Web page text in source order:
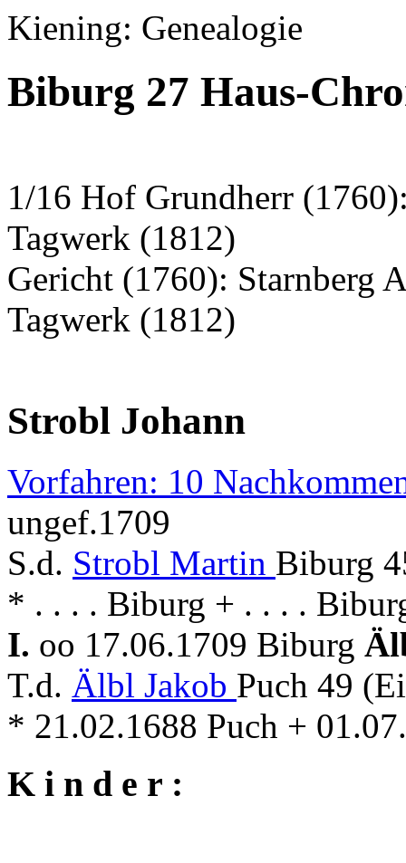
Kiening: Genealogie
Biburg 27 Haus-
1/16 Hof Grundherr
Tagwerk (1812)
Gericht (1760): Starnberg
Tagwerk (1812)
Strobl Johann
Vorfahren: 10
ungef.1709
S.d. Strobl Martin Biburg
* . . . . Biburg + . . . .
I. oo 17.06.1709 Biburg
T.d. Älbl Jakob Puch 49
* 21.02.1688 Puch +
K i n d e r :